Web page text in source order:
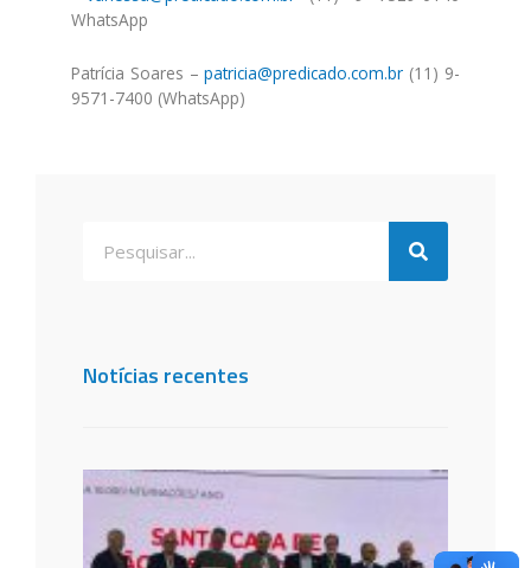
WhatsApp
Patrícia Soares –patricia@predicado.com.br (11) 9-
9571-7400 (WhatsApp)
Notícias recentes
é